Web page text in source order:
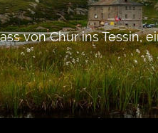
von Chur ins Tessin,